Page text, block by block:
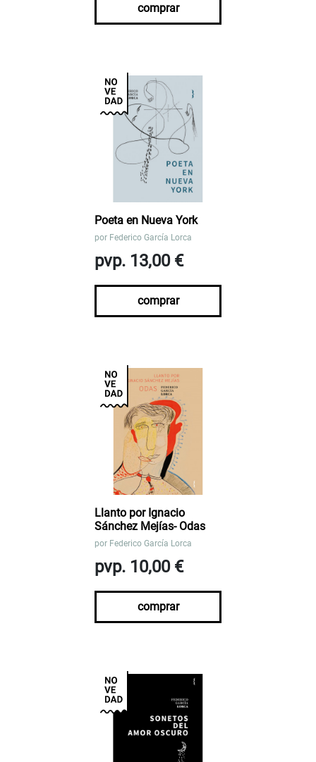
comprar
Poeta en Nueva York
por Federico García Lorca
pvp. 13,00 €
comprar
Llanto por Ignacio
Sánchez Mejías- Odas
por Federico García Lorca
pvp. 10,00 €
comprar